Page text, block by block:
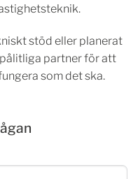
stöd eller planerat
partner för att
som det ska.